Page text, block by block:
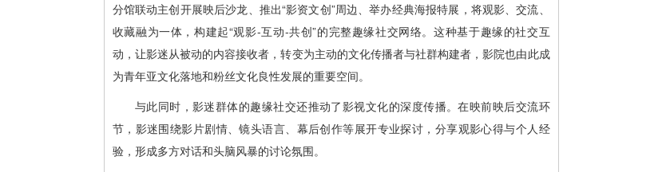
分馆联动主创开展映后沙龙、推出“影资文创”周边、举办经典海报特展，将观影、交流、
收藏融为一体，构建起“观影-互动-共创”的完整趣缘社交网络。这种基于趣缘的社交互
动，让影迷从被动的内容接收者，转变为主动的文化传播者与社群构建者，影院也由此成
为青年亚文化落地和粉丝文化良性发展的重要空间。
与此同时，影迷群体的趣缘社交还推动了影视文化的深度传播。在映前映后交流环
节，影迷围绕影片剧情、镜头语言、幕后创作等展开专业探讨，分享观影心得与个人经
验，形成多方对话和头脑风暴的讨论氛围。